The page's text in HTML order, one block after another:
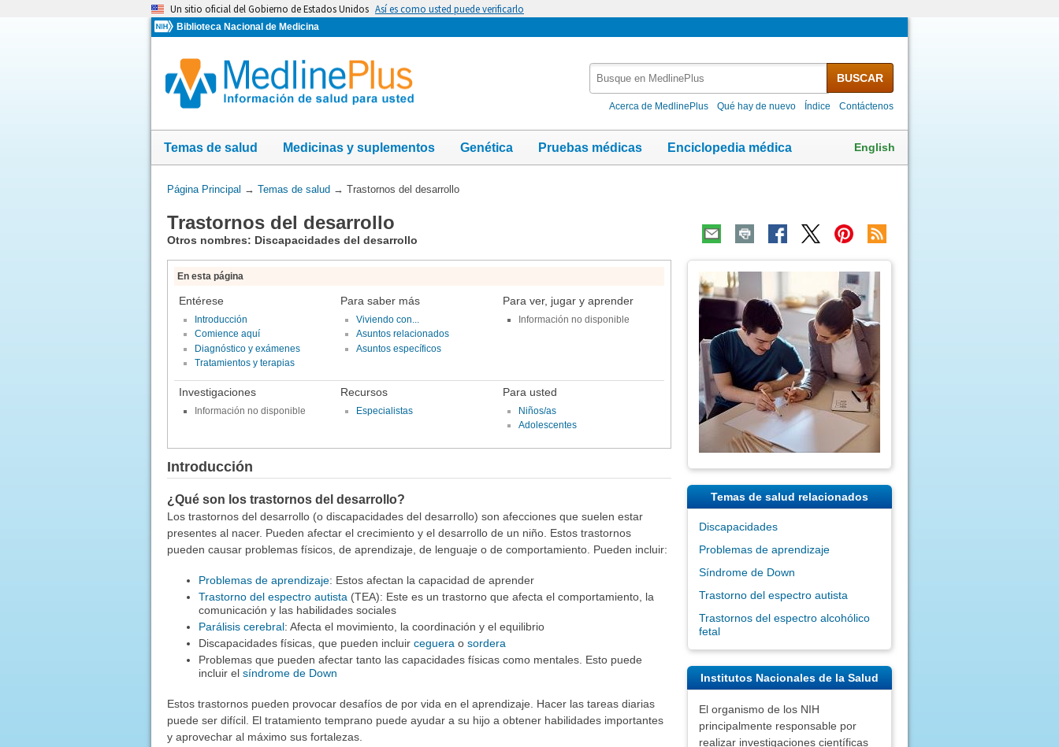
Un sitio oficial del Gobierno de Estados Unidos Así es como usted puede verificarlo
Biblioteca Nacional de Medicina
MedlinePlus
BUSCAR
Acerca de MedlinePlus Qué hay de nuevo Índice Contáctenos
Temas de salud Medicinas y suplementos Genética Pruebas médicas Enciclopedia médica English
Usted
aquí:
Página Principal → Temas de salud → Trastornos del desarrollo
Trastornos del desarrollo
Otros nombres: Discapacidades del desarrollo
En esta página
Entérese
Introducción
Comience aquí
Diagnóstico y exámenes
Tratamientos y terapias
Para saber más
Viviendo con...
Asuntos relacionados
Asuntos específicos
Para ver, jugar y aprender
Información no disponible
Investigaciones
Información no disponible
Recursos
Especialistas
Para usted
Niños/as
Adolescentes
Introducción
¿Qué son los trastornos del desarrollo?
Los trastornos del desarrollo (o discapacidades del desarrollo) son afecciones que suelen estar
presentes al nacer. Pueden afectar el crecimiento y el desarrollo de un niño. Estos trastornos
pueden causar problemas físicos, de aprendizaje, de lenguaje o de comportamiento. Pueden incluir:
Problemas de aprendizaje: Estos afectan la capacidad de aprender
Trastorno del espectro autista (TEA): Este es un trastorno que afecta el comportamiento, la
comunicación y las habilidades sociales
Parálisis cerebral: Afecta el movimiento, la coordinación y el equilibrio
Discapacidades físicas, que pueden incluir ceguera o sordera
Problemas que pueden afectar tanto las capacidades físicas como mentales. Esto puede
incluir el síndrome de Down
Estos trastornos pueden provocar desafíos de por vida en el aprendizaje. Hacer las tareas diarias
puede ser difícil. El tratamiento temprano puede ayudar a su hijo a obtener habilidades importantes
y aprovechar al máximo sus fortalezas.
Imagen
Temas de salud relacionados
Discapacidades
Problemas de aprendizaje
Síndrome de Down
Trastorno del espectro autista
Trastornos del espectro alcohólico
fetal
Institutos Nacionales de la Salud
El organismo de los NIH
principalmente responsable por
realizar investigaciones científicas